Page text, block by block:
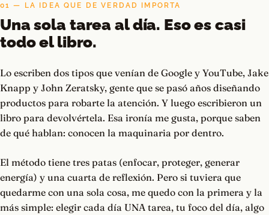
01 — LA IDEA QUE DE VERDAD IMPORTA
Una sola tarea al día. Eso es casi
todo el libro.
Lo escriben dos tipos que venían de Google y YouTube, Jake
Knapp y John Zeratsky, gente que se pasó años diseñando
productos para robarte la atención. Y luego escribieron un
libro para devolvértela. Esa ironía me gusta, porque saben
de qué hablan: conocen la maquinaria por dentro.
El método tiene tres patas (enfocar, proteger, generar
energía) y una cuarta de reflexión. Pero si tuviera que
quedarme con una sola cosa, me quedo con la primera y la
más simple: elegir cada día UNA tarea, tu foco del día, algo